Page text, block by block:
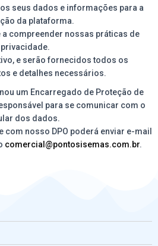
seus dados e informações para a
da plataforma.
compreender nossas práticas de
privacidade.
e serão fornecidos todos os
e detalhes necessários.
um Encarregado de Proteção de
para se comunicar com o
dos dados.
nosso DPO poderá enviar e-mail
comercial@pontosisemas.com.br.